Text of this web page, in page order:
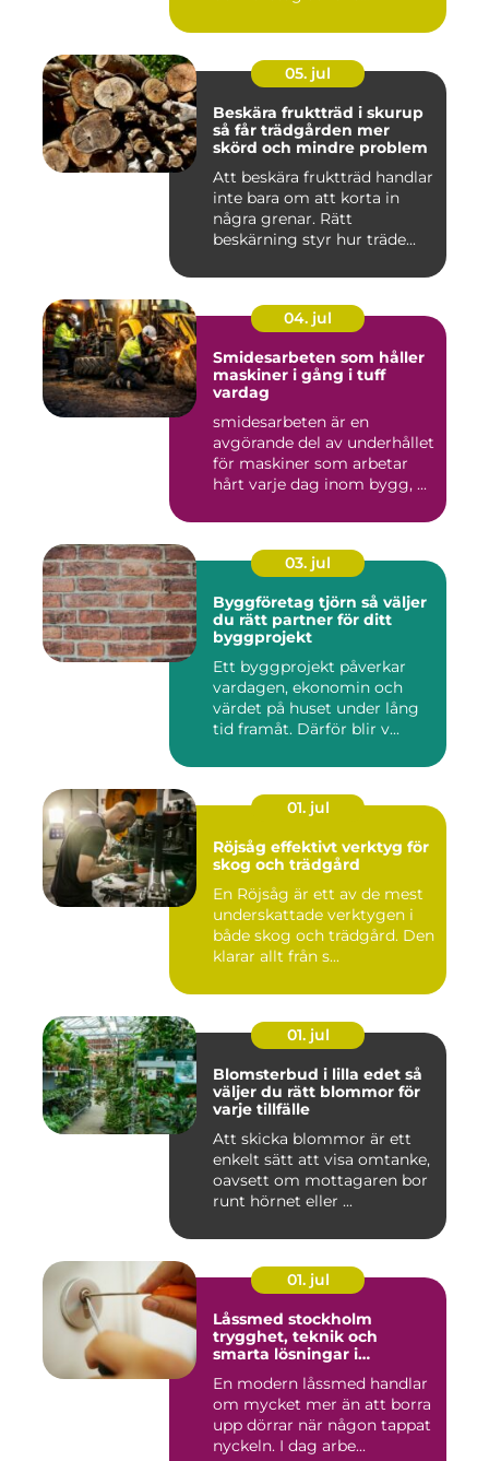
05. jul
Beskära fruktträd i skurup
så får trädgården mer
skörd och mindre problem
Att beskära fruktträd handlar
inte bara om att korta in
några grenar. Rätt
beskärning styr hur träde...
04. jul
Smidesarbeten som håller
maskiner i gång i tuff
vardag
smidesarbeten är en
avgörande del av underhållet
för maskiner som arbetar
hårt varje dag inom bygg, ...
03. jul
Byggföretag tjörn så väljer
du rätt partner för ditt
byggprojekt
Ett byggprojekt påverkar
vardagen, ekonomin och
värdet på huset under lång
tid framåt. Därför blir v...
01. jul
Röjsåg effektivt verktyg för
skog och trädgård
En Röjsåg är ett av de mest
underskattade verktygen i
både skog och trädgård. Den
klarar allt från s...
01. jul
Blomsterbud i lilla edet så
väljer du rätt blommor för
varje tillfälle
Att skicka blommor är ett
enkelt sätt att visa omtanke,
oavsett om mottagaren bor
runt hörnet eller ...
01. jul
Låssmed stockholm
trygghet, teknik och
smarta lösningar i
En modern låssmed handlar
om mycket mer än att borra
upp dörrar när någon tappat
nyckeln. I dag arbe...